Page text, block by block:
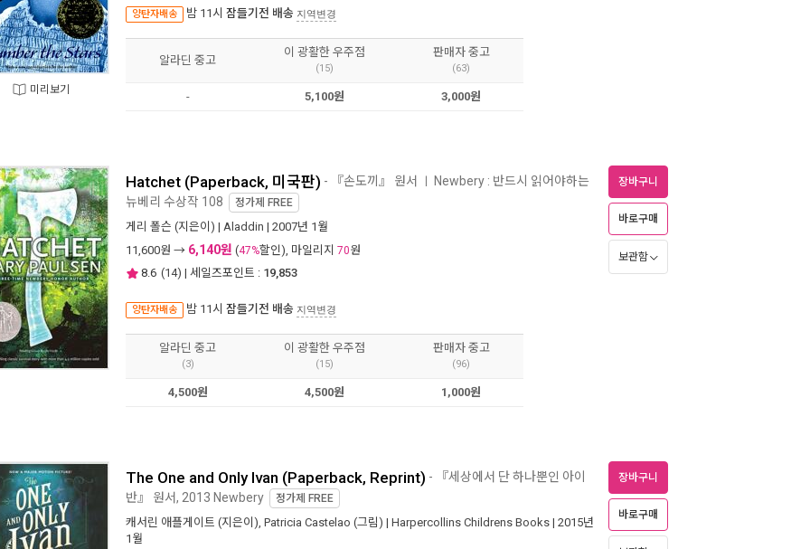
미리보기
양탄자배송 밤 11시 잠들기전 배송 지역변경
알라딘 중고
이 광활한 우주점
(15)
판매자 중고
(63)
- 5,100원 3,000원
Hatchet (Paperback, 미국판) - 『손도끼』 원서 Newbery : 반드시 읽어야하는
뉴베리 수상작 108 정가제 FREE
게리 폴슨 (지은이) | Aladdin | 2007년 1월
11,600원 → 6,140원 (47%할인), 마일리지 70원
8.6 (14) | 세일즈포인트 : 19,853
양탄자배송 밤 11시 잠들기전 배송 지역변경
장바구니
바로구매
보관함
알라딘 중고
(3)
이 광활한 우주점
(15)
판매자 중고
(96)
4,500원 4,500원 1,000원
The One and Only Ivan (Paperback, Reprint) - 『세상에서 단 하나뿐인 아이
반』 원서, 2013 Newbery 정가제 FREE
캐서린 애플게이트 (지은이), Patricia Castelao (그림) | Harpercollins Childrens Books | 2015년
1월
장바구니
바로구매